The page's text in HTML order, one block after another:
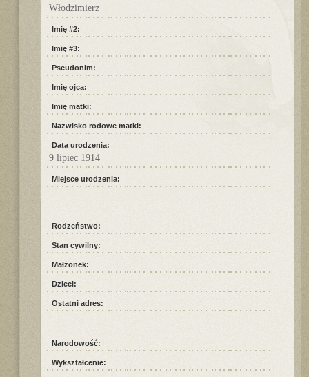
Włodzimierz
Imię #2:
Imię #3:
Pseudonim:
Imię ojca:
Imię matki:
Nazwisko rodowe matki:
Data urodzenia:
9 lipiec 1914
Miejsce urodzenia:
Rodzeństwo:
Stan cywilny:
Małżonek:
Dzieci:
Ostatni adres:
Narodowość:
Wykształcenie: